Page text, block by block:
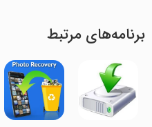
برنامه‌های مرتبط